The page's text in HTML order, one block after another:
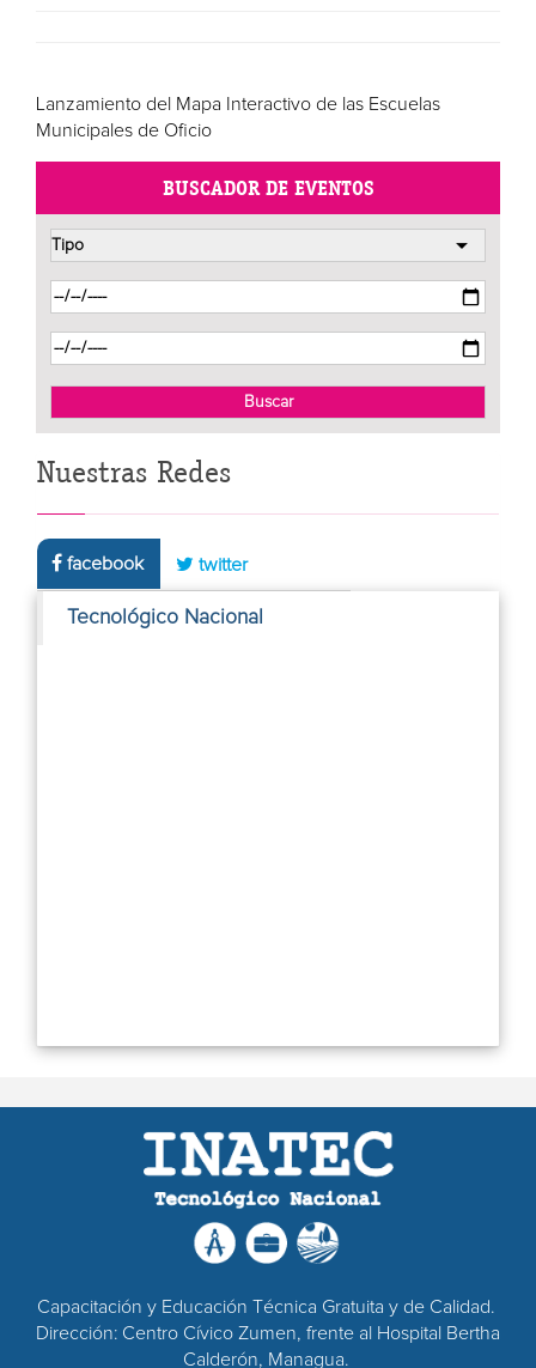
Lanzamiento del Mapa Interactivo de las Escuelas
Municipales de Oficio
BUSCADOR DE EVENTOS
Nuestras Redes
facebook twitter
Tecnológico Nacional
Capacitación y Educación Técnica Gratuita y de Calidad.
Dirección: Centro Cívico Zumen, frente al Hospital Bertha
Calderón, Managua.